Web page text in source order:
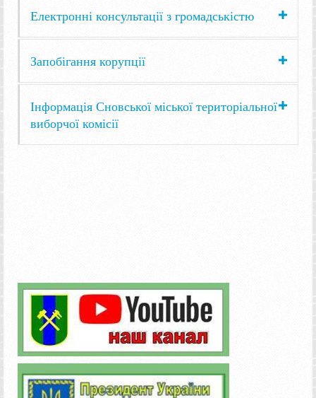
Електронні консультації з громадськістю
Запобігання корупції
Інформація Сновської міської територіальної
виборчої комісії